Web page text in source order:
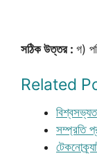
সঠিক উত্তর : গ)
Related
সম্প্রতি